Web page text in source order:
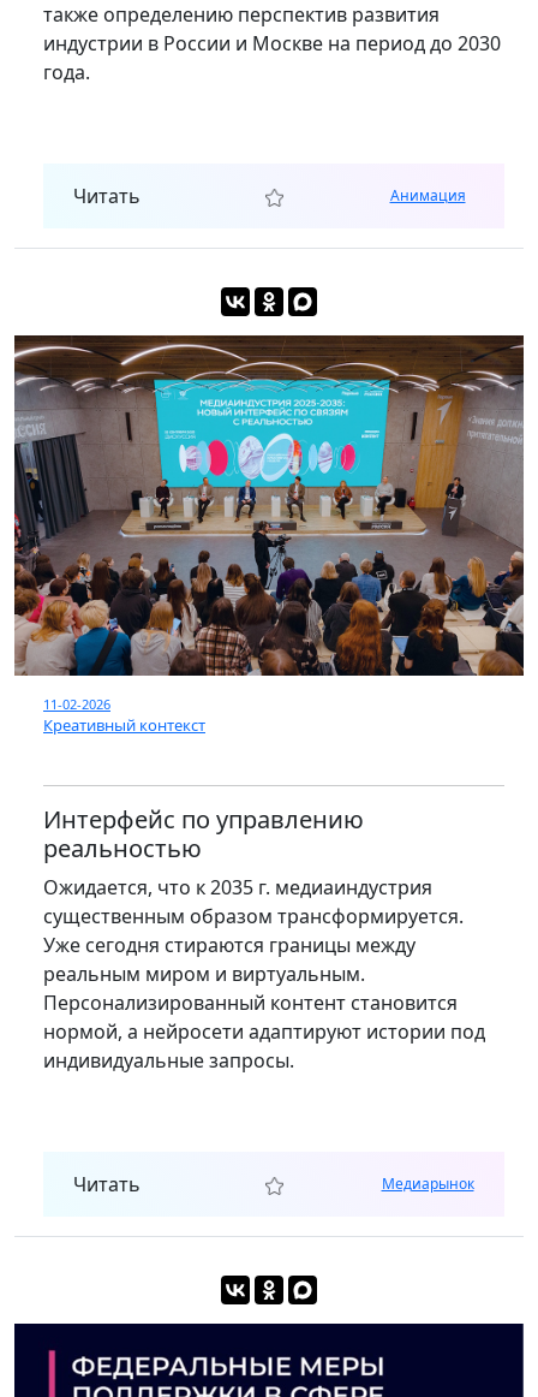
также определению перспектив развития
индустрии в России и Москве на период до 2030
года.
Читать Анимация
11-02-2026
Креативный контекст
Интерфейс по управлению
реальностью
Ожидается, что к 2035 г. медиаиндустрия
существенным образом трансформируется.
Уже сегодня стираются границы между
реальным миром и виртуальным.
Персонализированный контент становится
нормой, а нейросети адаптируют истории под
индивидуальные запросы.
Читать Медиарынок